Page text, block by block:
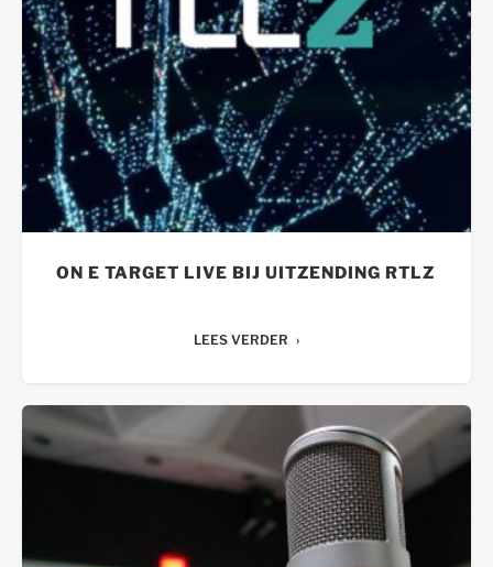
ON E TARGET LIVE BIJ UITZENDING RTLZ
LEES VERDER